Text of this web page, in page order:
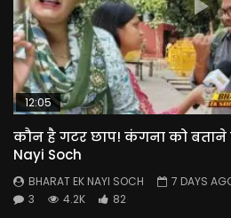
12:05
कौन है गटर छाप! कंगना को बताने
Nayi Soch
BHARAT EK NAYI SOCH
7 DAYS
3
4.2K 82